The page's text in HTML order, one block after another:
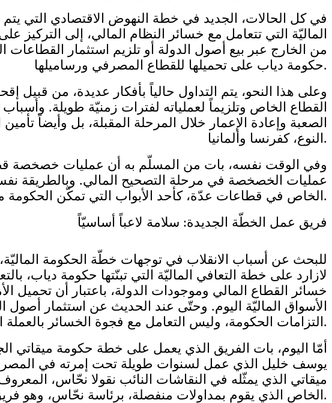
في كل الحالات، الجديد في خطة النهوض الاقتصادي التي
الماليّة التي تتعامل مع خسائر النظام المالي، إلى
من الخارج عبر بيع أصول الدولة أو تلزيم استثمار
حكومة دياب على تحميلها للقطاع المصرفي ورساميلها.
وعلى هذا النحو، يتم التداول حالياً بأفكار عديدة، من
القطاع الخاص وتلزيماً لعملياته لفترات زمنيّة طويلة.
الصعبة وإعادة الإعمار خلال المرحلة المقبلة، بل وأيضاً
النوع، كفرنسا وألمانيا.
وفي الوقت نفسه، بات من المسلّم به أن عمليات خصخصة
عمليات الخصخصة في مرحلة التصحيح المالي. وبالطريقة
الخاص في قطاعات عدّة، كأحد الأبواب التي تمكّن الحكومة من التعامل مع خسائر المرحلة.
فريق عمل الخطّة الجديدة: سلامة لاعباً أساسيّاً
للبحث عن أسباب الانقلاب في توجهات خطّة الحكومة
لازارد على خطة التعافي الماليّة التي تبنّتها حكومة دياب،
خسائر القطاع المالي وموجودات الدولة، باعتبار أن
الأسواق الماليّة اليوم. وحتّى عند الحديث عن استثمار
التزامات الحكومة، وليس التعامل مع فجوة الخسائر بالعملة الصعبة في ميزانيات المصارف ومصرف لبنان.
أمّا اليوم، بات الفريق الذي يعمل على خطة حكومة ميقاتي
يوسف خليل الذي عمل لسنوات طويلة تحت إمرته في المصرف
ميقاتي الذي يمثّله في النقاشات النائب نقولا نحّاس،
الخاص الذي يقوم بمداولات منفصلة، برئاسة نحّاس، وهو فريق مختلف ومنفصل عن فريق العمل الذي يُعد الخطة الحكوميّة الجديدة.